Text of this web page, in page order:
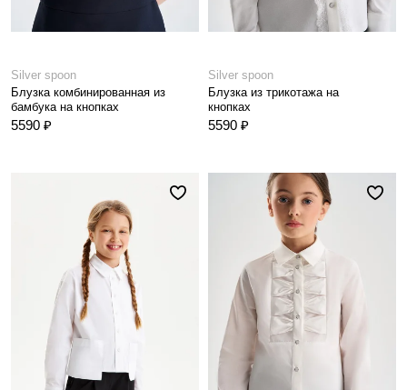
Silver spoon
Блузка комбинированная из
бамбука на кнопках
5590 ₽
Silver spoon
Блузка из трикотажа на
кнопках
5590 ₽